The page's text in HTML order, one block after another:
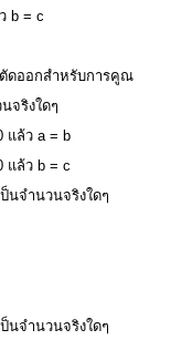
b = c
ดออกสําหรับการคูณ
จริงใดๆ
แล้ว a = b
แล้ว b = c
ป็นจํานวนจริงใดๆ
นจํานวนจริงใดๆ